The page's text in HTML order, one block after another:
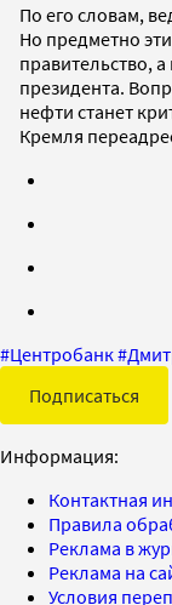
По его словам,
Но предметно
правительство,
президента.
нефти станет
Кремля
#Центробанк#
Подписаться
Информация:
Контактная
Правила
Реклама в
Реклама на
Условия